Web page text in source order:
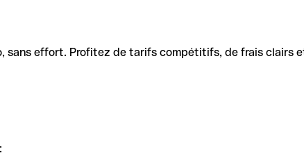
effort. Profitez de tarifs compétitifs, de frais clairs